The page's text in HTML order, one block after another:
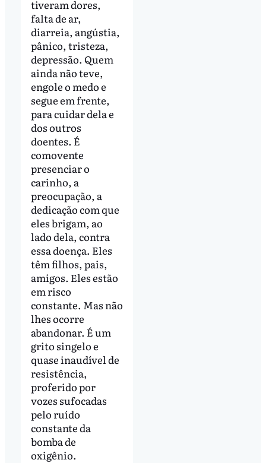
tiveram dores,
falta de ar,
diarreia, angústia,
pânico, tristeza,
depressão. Quem
ainda não teve,
engole o medo e
segue em frente,
para cuidar dela e
dos outros
doentes. É
comovente
presenciar o
carinho, a
preocupação, a
dedicação com que
eles brigam, ao
lado dela, contra
essa doença. Eles
têm filhos, pais,
amigos. Eles estão
em risco
constante. Mas não
lhes ocorre
abandonar. É um
grito singelo e
quase inaudível de
resistência,
proferido por
vozes sufocadas
pelo ruído
constante da
bomba de
oxigênio.